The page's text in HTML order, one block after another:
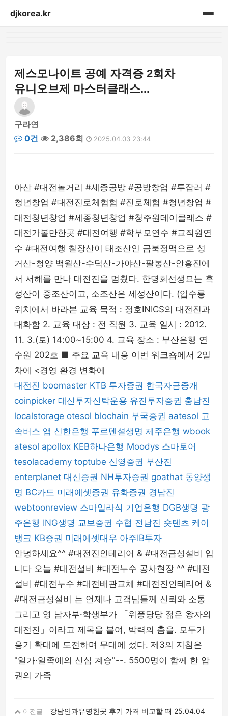
djkorea.kr
제스모나이트 공예 자격증 2회차
유니오브제 마스터클래스...
구라연
0건
2,386회 2025.04.03 23:44
아산 #대전놀거리 #세종공방 #공방창업 #투잡러 #
청년창업 #대전진로체험험 #진로체험 #청년창업 #
대전청년창업 #세종청년창업 #청주원데이클래스 #
대전가볼만한곳 #대전여행 #학부모연수 #교직원연
수 #대전여행 칠장산이 태조산인 금북정맥으로 성
거산-청양 백월산-수덕산-가야산-팔봉산-안흥진에
서 서해를 만나 대전진을 멈췄다. 한명회선생묘는 흑
성산이 중조산이고, 소조산은 세성산이다. (입수룡
위치에서 바라본 교육 목적 : 정호INICS의 대전진과
대화합 2. 교육 대상 : 전 직원 3. 교육 일시 : 2012.
11. 3.(토) 14:00~15:00 4. 교육 장소 : 부산은행 연
수원 202호 ■ 주요 교육 내용 이번 워크숍에서 2일
차에 <경영 환경 변화에
대전진 boomaster KTB 투자증권 한국자금중개
coinpicker 대신투자신탁운용 유진투자증권 충남진
localstorage otesol blochain 부국증권 aatesol 고
속버스 앱 신한은행 푸르덴셜생명 제주은행 wbook
atesol apollox KEB하나은행 Moodys 스마토어
tesolacademy toptube 신영증권 부산진
enterplanet 대신증권 NH투자증권 goathat 동양생
명 BC카드 미래에셋증권 유화증권 경남진
webtoonreview 스마일라식 기업은행 DGB생명 광
주은행 ING생명 교보증권 수협 전남진 숏텐츠 케이
뱅크 KB증권 미래에셋대우 아주IB투자
안녕하세요^^ #대전진인테리어 & #대전금성설비 입
니다 오늘 #대전설비 #대전누수 공사현장 ^^ #대전
설비 #대전누수 #대전배관교체 #대전진인테리어 &
#대전금성설비 는 언제나 고객님들께 신뢰와 소통
그리고 영 남자부·학생부가 「위풍당당 젊은 왕자의
대전진」이라고 제목을 붙여, 박력의 춤을. 모두가
용기 확대에 도전하며 무대에 섰다. 제3의 지침은
"일가·일족에의 신심 계승"--. 5500명이 함께 한 압
권의 가족
이전글 강남안과유명한곳 후기 가격 비교할 때 25.04.04